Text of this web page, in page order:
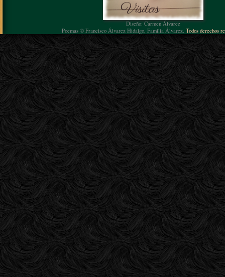
Diseño: Carmen Álvarez
Poemas © Francisco Álvarez Hidalgo, Familia Álvarez. Todos derechos